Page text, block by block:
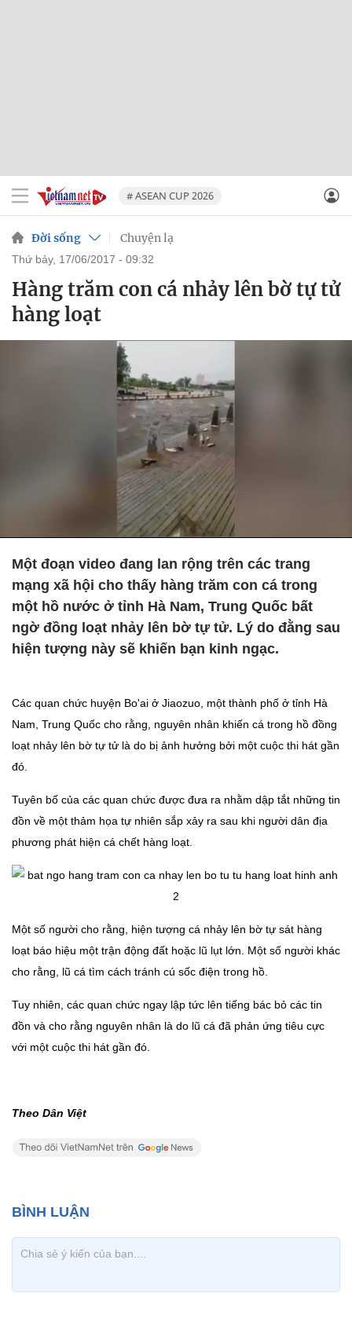
# ASEAN CUP 2026
Đời sống Chuyện lạ
thứ bảy, 17/06/2017 - 09:32
Hàng trăm con cá nhảy lên bờ tự tử
hàng loạt
Một đoạn video đang lan rộng trên các trang
mạng xã hội cho thấy hàng trăm con cá trong
một hồ nước ở tỉnh Hà Nam, Trung Quốc bất
ngờ đồng loạt nhảy lên bờ tự tử. Lý do đằng sau
hiện tượng này sẽ khiến bạn kinh ngạc.
Các quan chức huyện Bo'ai ở Jiaozuo, một thành phố ở tỉnh Hà
Nam, Trung Quốc cho rằng, nguyên nhân khiến cá trong hồ đồng
loạt nhảy lên bờ tự tử là do bị ảnh hưởng bởi một cuộc thi hát gần
đó.
Tuyên bố của các quan chức được đưa ra nhằm dập tắt những tin
đồn về một thảm họa tự nhiên sắp xảy ra sau khi người dân địa
phương phát hiện cá chết hàng loạt.
Một số người cho rằng, hiện tượng cá nhảy lên bờ tự sát hàng
loạt báo hiệu một trận động đất hoặc lũ lụt lớn. Một số người khác
cho rằng, lũ cá tìm cách tránh cú sốc điện trong hồ.
Tuy nhiên, các quan chức ngay lập tức lên tiếng bác bỏ các tin
đồn và cho rằng nguyên nhân là do lũ cá đã phản ứng tiêu cực
với một cuộc thi hát gần đó.
Theo Dân Việt